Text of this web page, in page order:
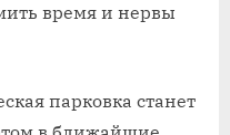
время и нервы
парковка станет